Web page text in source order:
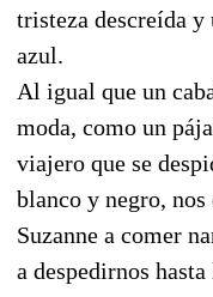
tristeza descreída y
azul.
Al igual que un
moda, como un
viajero que se
blanco y negro,
Suzanne a comer
a despedirnos